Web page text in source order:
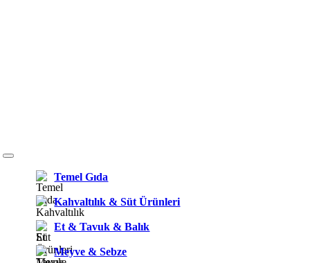
Temel Gıda
Kahvaltılık & Süt Ürünleri
Et & Tavuk & Balık
Meyve & Sebze